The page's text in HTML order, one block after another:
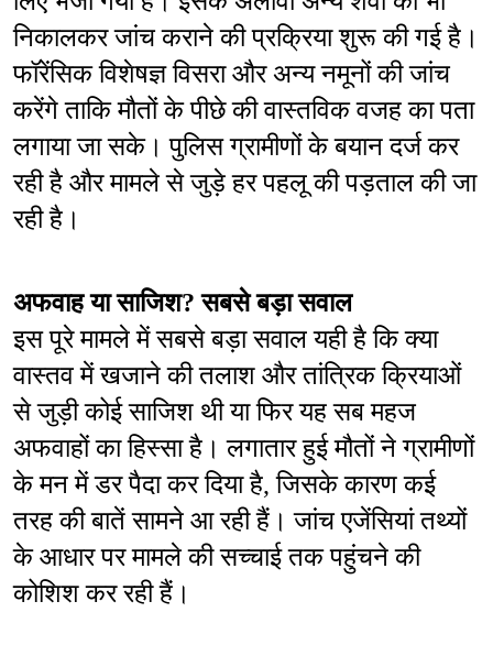
निकालकर जांच कराने की प्रक्रिया शुरू की गई है।
फॉरेंसिक विशेषज्ञ विसरा और अन्य नमूनों की जांच
करेंगे ताकि मौतों के पीछे की वास्तविक वजह का पता
लगाया जा सके। पुलिस ग्रामीणों के बयान दर्ज कर
रही है और मामले से जुड़े हर पहलू की पड़ताल की जा
रही है।
अफवाह या साजिश? सबसे बड़ा सवाल
इस पूरे मामले में सबसे बड़ा सवाल यही है कि क्या
वास्तव में खजाने की तलाश और तांत्रिक क्रियाओं
से जुड़ी कोई साजिश थी या फिर यह सब महज
अफवाहों का हिस्सा है। लगातार हुई मौतों ने ग्रामीणों
के मन में डर पैदा कर दिया है, जिसके कारण कई
तरह की बातें सामने आ रही हैं। जांच एजेंसियां तथ्यों
के आधार पर मामले की सच्चाई तक पहुंचने की
कोशिश कर रही हैं।